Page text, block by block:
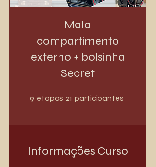
Mala
compartimento
externo + bolsinha
Secret
9 etapas 9 etapas
21 participantes
Informações Curso